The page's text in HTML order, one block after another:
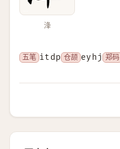
浲
五笔 itdp 仓颉 eyhj 郑码